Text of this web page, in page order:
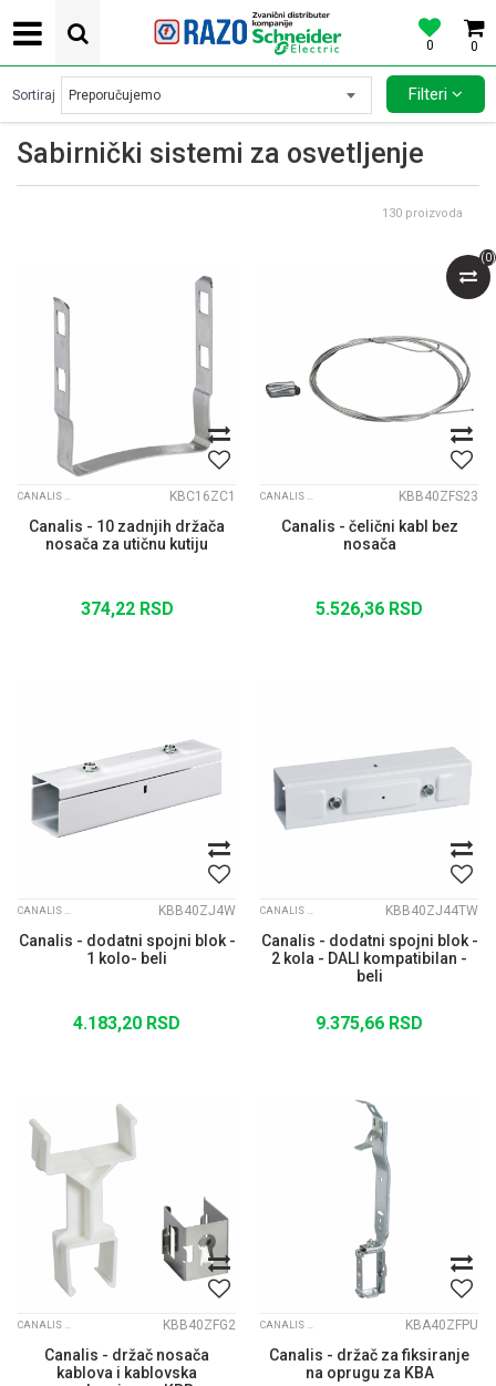
0
0
POVOLJNE CENE AUTOMATSKIH OSIGURACA SCHNEIDER ELECTRIC
(0)
Sabirnički sistemi za osvetljenje
Sortiraj Filteri
130 proizvoda
CANALIS KBB KBC16ZC1
Canalis - 10 zadnjih držača
nosača za utičnu kutiju
374,22 RSD
CANALIS KBB KBB40ZFS23
Canalis - čelični kabl bez
nosača
5.526,36 RSD
CANALIS KBB KBB40ZJ4W
Canalis - dodatni spojni blok -
1 kolo- beli
4.183,20 RSD
CANALIS KBB KBB40ZJ44TW
Canalis - dodatni spojni blok -
2 kola - DALI kompatibilan -
beli
9.375,66 RSD
CANALIS KBB KBB40ZFG2
Canalis - držač nosača
kablova i kablovska
CANALIS KBA KBA40ZFPU
Canalis - držač za fiksiranje
na oprugu za KBA